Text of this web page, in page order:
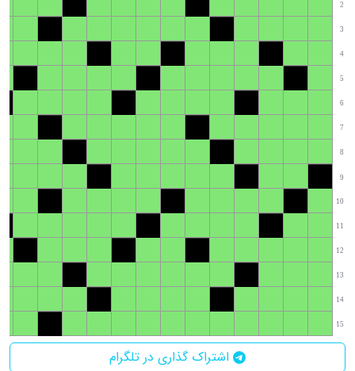
2
3
4
5
6
7
8
9
10
11
12
13
14
15
اشتراک گذاری در تلگرام